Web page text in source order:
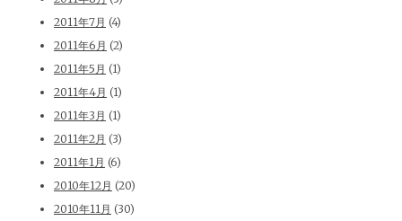
2011年7月 (4)
2011年6月 (2)
2011年5月 (1)
2011年4月 (1)
2011年3月 (1)
2011年2月 (3)
2011年1月 (6)
2010年12月 (20)
2010年11月 (30)